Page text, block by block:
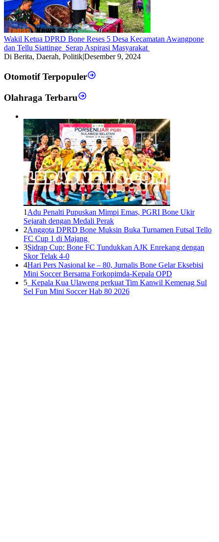
Wakil Ketua DPRD Bone Reses 5 Desa Kecamatan Awangpone
dan Tellu Siattinge Serap Aspirasi Masyarakat
Di Berita, Daerah, Politik|Desember 9, 2024
Otomotif Terpopuler
Olahraga Terbaru
1 Adu Penalti Pupuskan Mimpi Emas, PGRI Bone Ukir
Sejarah dengan Medali Perak
2Anggota DPRD Bone Muksin Buka Turnamen Futsal Tello
FC Cup 1 di Majang
3Sidrap Cup: Bone FC Tundukkan AJK Enrekang dengan
Skor Telak 4-0
4Hari Pers Nasional ke – 80, Jurnalis Bone Gelar Eksebisi
Mini Soccer Bersama Forkopimda-Kepala OPD
5 Kepala Kua Ulaweng perkuat Tim Kanwil Kemenag Sul
Sel Fun Mini Soccer Hab 80 2026